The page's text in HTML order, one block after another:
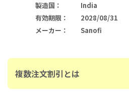
製造国 ：
India
有効期限 ：
2028/08/31
メーカー ： Sanofi
複数注文割引とは